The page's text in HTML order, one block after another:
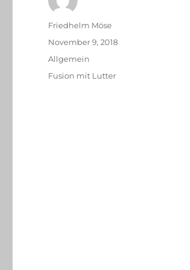
Autor
Friedhelm Möse
Veröffentlicht
am
November 9, 2018
Kategorien
Allgemein
Schlagwörter
Fusion mit Lutter